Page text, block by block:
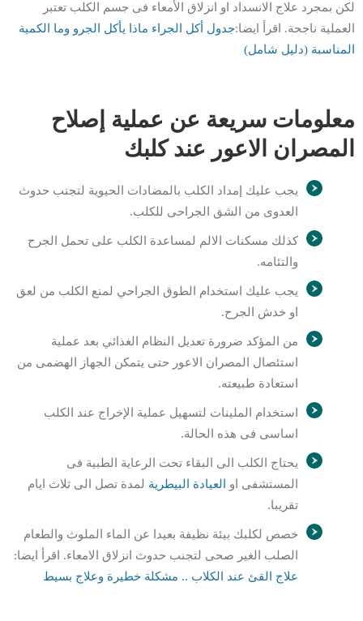
لكن بمجرد علاج الانسداد او انزلاق الأمعاء فى جسم الكلب تعتبر
العملية ناجحة. اقرأ ايضا:جدول أكل الجراء ماذا يأكل الجرو وما الكمية
المناسبة (دليل شامل)
معلومات سريعة عن عملية إصلاح
المصران الاعور عند كلبك
يجب عليك إمداد الكلب بالمضادات الحيوية لتجنب حدوث
العدوى من الشق الجراحى للكلب.
كذلك مسكنات الالم لمساعدة الكلب على تحمل الجرح
والتئامه.
يجب عليك استخدام الطوق الجراحي لمنع الكلب من لعق
او خدش الجرح.
من المؤكد ضرورة تعديل النظام الغذائي بعد عملية
استئصال المصران الاعور حتى يتمكن الجهاز الهضمى من
استعادة طبيعته.
استخدام الملينات لتسهيل عملية الإخراج عند الكلب
اساسى فى هذه الحالة.
يحتاج الكلب الى البقاء تحت الرعاية الطبية فى
المستشفى او
العيادة البيطرية لمدة تصل الى ثلاث ايام
تقريبا.
خصص لكلبك بيئة نظيفة بعيدا عن الماء الملوث والطعام
الصلب الغير صحى لتجنب حدوث انزلاق الامعاء. اقرأ ايضا:
علاج القئ عند الكلاب .. مشكلة خطيرة وعلاج بسيط